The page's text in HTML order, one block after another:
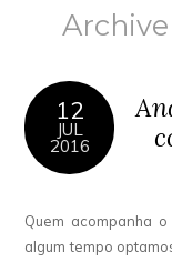
Archive
12
JUL
2016
Quem acompanha
algum tempo